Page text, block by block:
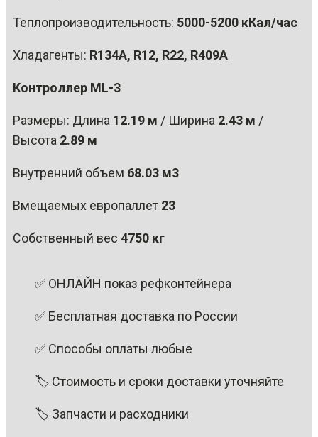
Теплопроизводительность: 5000-5200 кКал/час
Хладагенты: R134A, R12, R22, R409A
Контроллер ML-3
Размеры: Длина 12.19 м / Ширина 2.43 м /
Высота 2.89 м
Внутренний объем 68.03 м3
Вмещаемых европаллет 23
Собственный вес 4750 кг
✅ ОНЛАЙН показ рефконтейнера
✅ Бесплатная доставка по России
✅ Способы оплаты любые
🏷 Стоимость и сроки доставки уточняйте
🏷 Запчасти и расходники